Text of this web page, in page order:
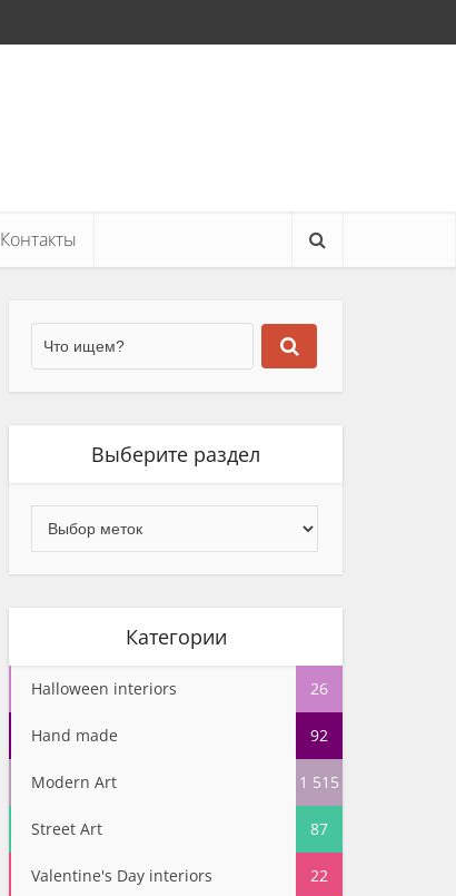
Контакты
Выберите раздел
Категории
Halloween interiors 26
Hand made 92
Modern Art 1 515
Street Art 87
Valentine's Day interiors 22